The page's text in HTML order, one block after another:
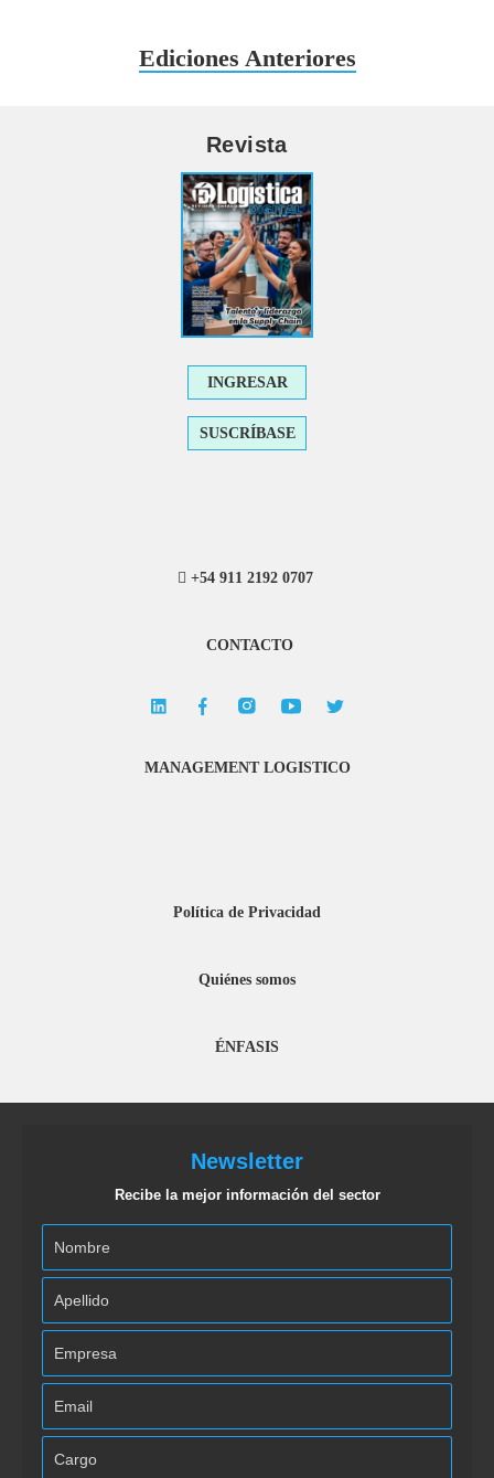
Ediciones Anteriores
Revista
INGRESAR
SUSCRÍBASE
+54 911 2192 0707
CONTACTO
MANAGEMENT LOGISTICO
Política de Privacidad
Quiénes somos
ÉNFASIS
Newsletter
Recibe la mejor información del sector